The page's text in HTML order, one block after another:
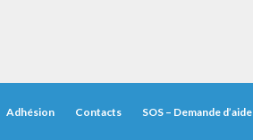
Adhésion Contacts SOS – Demande d’aide